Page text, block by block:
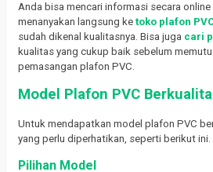
Anda bisa mencari informasi secara
menanyakan langsung ke toko plafon
sudah dikenal kualitasnya. Bisa juga cari
kualitas yang cukup baik sebelum
pemasangan plafon PVC.
Model Plafon PVC
Untuk mendapatkan model plafon PVC
yang perlu diperhatikan, seperti berikut ini.
Pilihan Model